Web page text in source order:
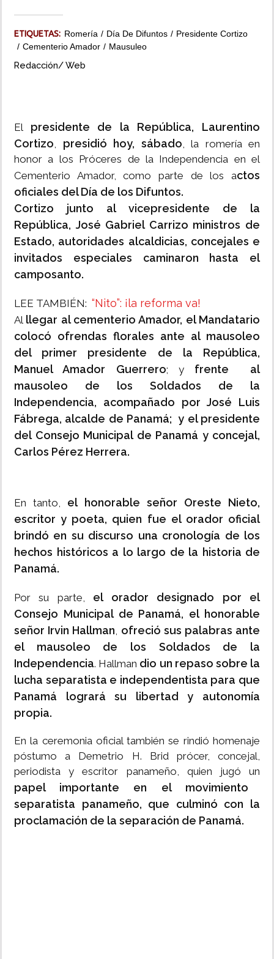
ETIQUETAS: Romería Día De Difuntos
Presidente Cortizo
Cementerio Amador
Mausuleo
Redacción/ Web
El presidente de la República, Laurentino
Cortizo, presidió hoy, sábado, la romería en
honor a los Próceres de la Independencia en el
Cementerio Amador, como parte de los actos
oficiales del Día de los Difuntos.
Cortizo junto al vicepresidente de la
República, José Gabriel Carrizo ministros de
Estado, autoridades alcaldicias, concejales e
invitados especiales caminaron hasta el
camposanto.
LEE TAMBIÉN: “Nito”: ¡la reforma va!
Al llegar al cementerio Amador, el Mandatario
colocó ofrendas florales ante al mausoleo
del primer presidente de la República,
Manuel Amador Guerrero; y frente al
mausoleo de los Soldados de la
Independencia, acompañado por José Luis
Fábrega, alcalde de Panamá; y el presidente
del Consejo Municipal de Panamá y concejal,
Carlos Pérez Herrera.
En tanto, el honorable señor Oreste Nieto,
escritor y poeta, quien fue el orador oficial
brindó en su discurso una cronología de los
hechos históricos a lo largo de la historia de
Panamá.
Por su parte, el orador designado por el
Consejo Municipal de Panamá, el honorable
señor Irvin Hallman, ofreció sus palabras ante
el mausoleo de los Soldados de la
Independencia. Hallman dio un repaso sobre la
lucha separatista e independentista para que
Panamá logrará su libertad y autonomía
propia.
En la ceremonia oficial también se rindió homenaje
póstumo a Demetrio H. Brid prócer, concejal,
periodista y escritor panameño, quien jugó un
papel importante en el movimiento
separatista panameño, que culminó con la
proclamación de la separación de Panamá.